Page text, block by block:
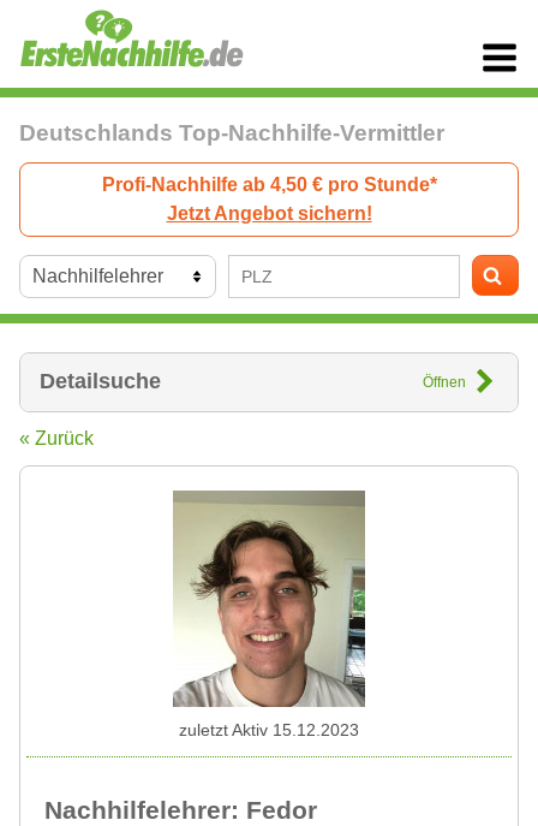
Deutschlands Top-Nachhilfe-Vermittler
Profi-Nachhilfe ab 4,50 € pro Stunde*
Jetzt Angebot sichern!
Detailsuche Öffnen
« Zurück
Nachhilfelehrer: Fedor
zuletzt Aktiv 15.12.2023